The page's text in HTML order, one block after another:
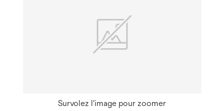
Survolez l'image pour zoomer